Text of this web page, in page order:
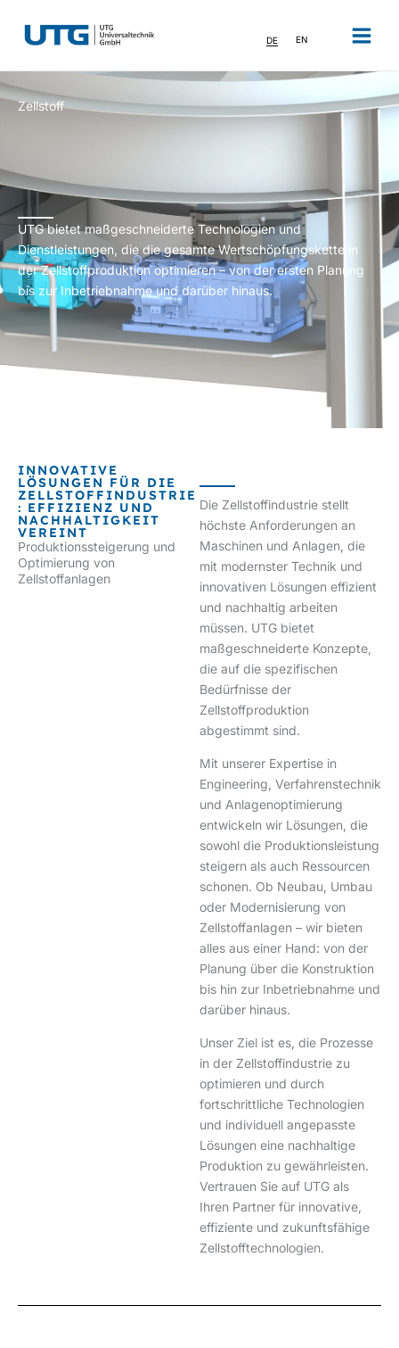
Inhalt
springen
DE EN
Zellstoff
UTG bietet maßgeschneiderte Technologien und
Dienstleistungen, die die gesamte Wertschöpfungskette in
der Zellstoffproduktion optimieren – von der ersten Planung
bis zur Inbetriebnahme und darüber hinaus.
INNOVATIVE
LÖSUNGEN FÜR DIE
ZELLSTOFFINDUSTRIE
: EFFIZIENZ UND
NACHHALTIGKEIT
VEREINT
Produktionssteigerung und
Optimierung von
Zellstoffanlagen
Die Zellstoffindustrie stellt
höchste Anforderungen an
Maschinen und Anlagen, die
mit modernster Technik und
innovativen Lösungen effizient
und nachhaltig arbeiten
müssen. UTG bietet
maßgeschneiderte Konzepte,
die auf die spezifischen
Bedürfnisse der
Zellstoffproduktion
abgestimmt sind.
Mit unserer Expertise in
Engineering, Verfahrenstechnik
und Anlagenoptimierung
entwickeln wir Lösungen, die
sowohl die Produktionsleistung
steigern als auch Ressourcen
schonen. Ob Neubau, Umbau
oder Modernisierung von
Zellstoffanlagen – wir bieten
alles aus einer Hand: von der
Planung über die Konstruktion
bis hin zur Inbetriebnahme und
darüber hinaus.
Unser Ziel ist es, die Prozesse
in der Zellstoffindustrie zu
optimieren und durch
fortschrittliche Technologien
und individuell angepasste
Lösungen eine nachhaltige
Produktion zu gewährleisten.
Vertrauen Sie auf UTG als
Ihren Partner für innovative,
effiziente und zukunftsfähige
Zellstofftechnologien.